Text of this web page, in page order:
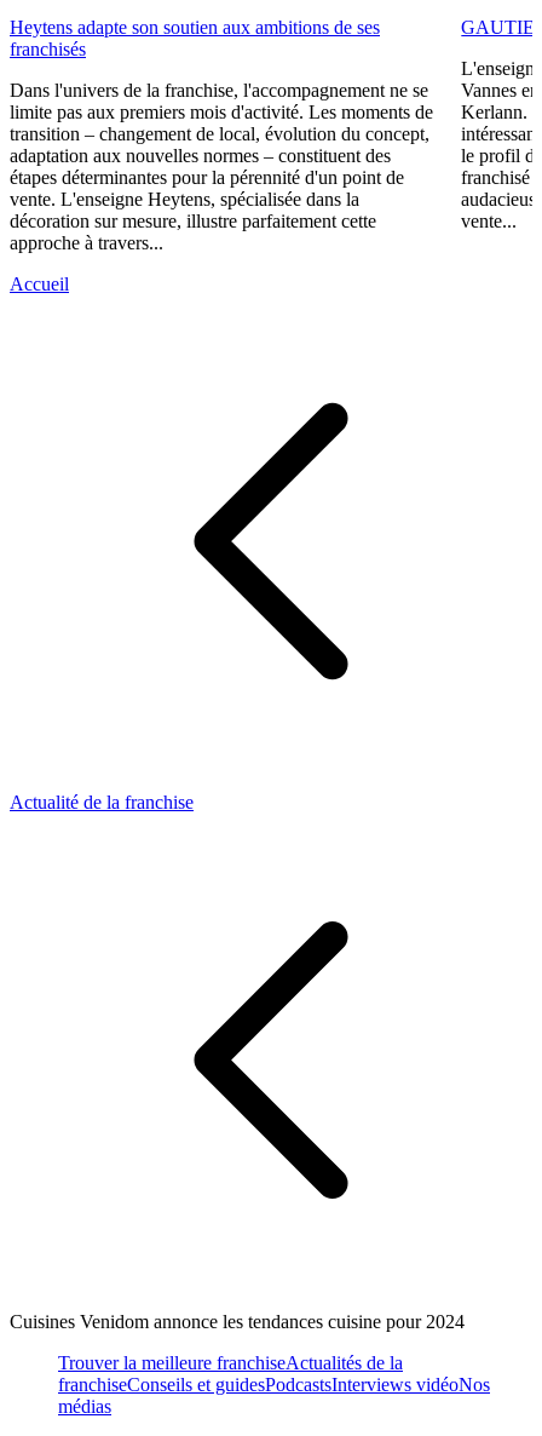
Heytens adapte son soutien aux ambitions de ses
franchisés
Dans l'univers de la franchise, l'accompagnement ne se
limite pas aux premiers mois d'activité. Les moments de
transition – changement de local, évolution du concept,
adaptation aux nouvelles normes – constituent des
étapes déterminantes pour la pérennité d'un point de
vente. L'enseigne Heytens, spécialisée dans la
décoration sur mesure, illustre parfaitement cette
approche à travers...
Vannes
Kerlann.
le profil
franchisé
vente...
Accueil
Actualité de la franchise
Cuisines Venidom annonce les tendances cuisine pour 2024
Trouver la meilleure franchiseActualités de la
franchiseConseils et guidesPodcastsInterviews vidéoNos
médias